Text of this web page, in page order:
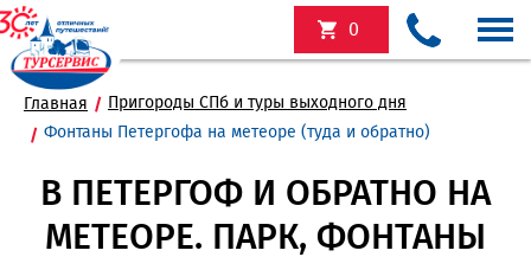
0
Главная
Пригороды СПб и туры выходного дня
Фонтаны Петергофа на метеоре (туда и обратно)
В ПЕТЕРГОФ И ОБРАТНО НА
МЕТЕОРЕ. ПАРК, ФОНТАНЫ